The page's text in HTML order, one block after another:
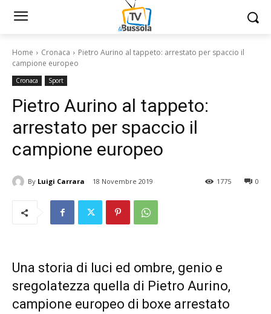
Home Cronaca
Pietro Aurino al tappeto: arrestato per spaccio il
campione europeo
Cronaca Sport
Pietro Aurino al tappeto:
arrestato per spaccio il
campione europeo
By Luigi Carrara 18 Novembre 2019 0
1775
Una storia di luci ed ombre, genio e
sregolatezza quella di Pietro Aurino,
campione europeo di boxe arrestato